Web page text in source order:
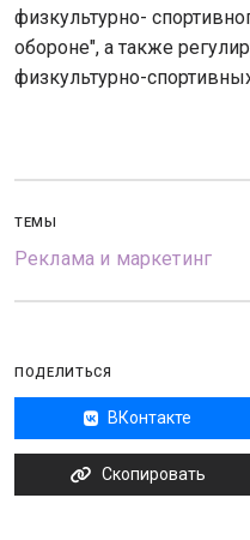
физкультурно-
обороне", а также
физкультурно-
ТЕМЫ
Реклама и маркетинг
ПОДЕЛИТЬСЯ
ВКонтакте
Скопировать